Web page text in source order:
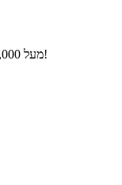
מעל 10,000 מוצרים ומאכלים במאגר עם ערכים תזונתיים!